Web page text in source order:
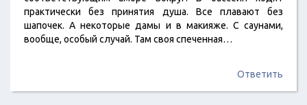
практически без принятия душа. Все плавают без
шапочек. А некоторые дамы и в макияже. С саунами,
вообще, особый случай. Там своя спеченная…
Ответить